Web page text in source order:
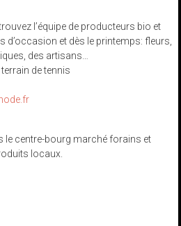
l’équipe de producteurs bio et
d’occasion et dès le printemps: fleurs,
des artisans…
de tennis
le centre-bourg marché forains et
locaux.